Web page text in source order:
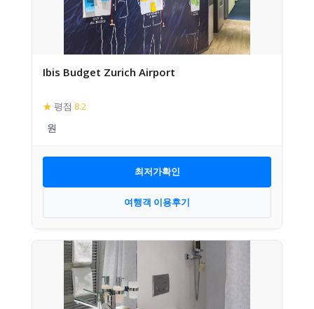
Ibis Budget Zurich Airport
★ 평점 8.2
최저가확인
여행객 이용후기